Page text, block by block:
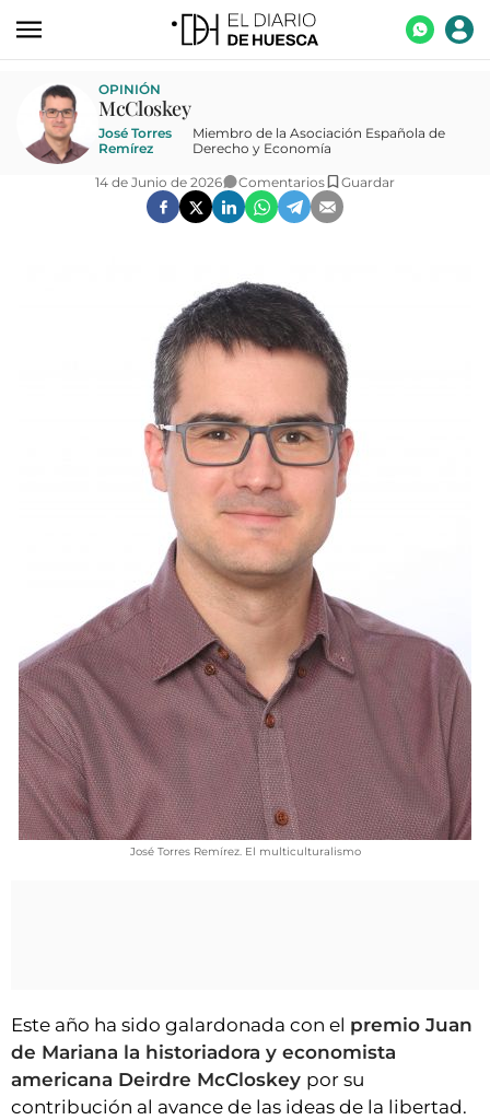
ACTUALIDAD
ECONOMÍA
TECNOLOGÍA
FIESTAS EN EL ALTO ARAGÓN
FIESTAS DE SAN LORENZO
AGENDA
CARTELERA
FARMACIAS
HORÓSCOPO
ESQUELAS
OPINIÓN
McCloskey
José Torres
Remírez
Miembro de la Asociación Española de
Derecho y Economía
14 de Junio de 2026 Comentarios Guardar
José Torres Remírez. El multiculturalismo
Este año ha sido galardonada con el premio Juan
de Mariana la historiadora y economista
americana Deirdre McCloskey por su
contribución al avance de las ideas de la libertad.